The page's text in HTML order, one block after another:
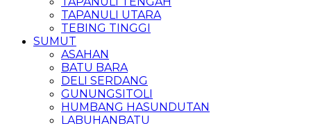
TAPANULI UTARA
TEBING TINGGI
SUMUT
ASAHAN
BATU BARA
DELI SERDANG
GUNUNGSITOLI
HUMBANG HASUNDUTAN
LABUHANBATU